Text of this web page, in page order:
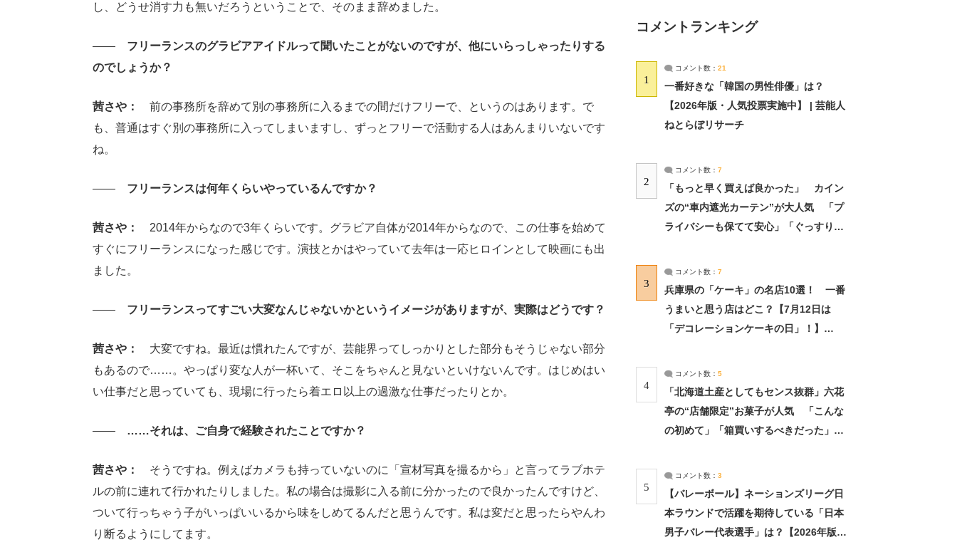
し、どうせ消す力も無いだろうということで、そのまま辞めました。
―― フリーランスのグラビアアイドルって聞いたことがないのですが、他にいらっしゃったりする
のでしょうか？
茜さや：
前の事務所を辞めて別の事務所に入るまでの間だけフリーで、というのはあります。で
も、普通はすぐ別の事務所に入ってしまいますし、ずっとフリーで活動する人はあんまりいないです
ね。
―― フリーランスは何年くらいやっているんですか？
茜さや：
2014年からなので3年くらいです。グラビア自体が2014年からなので、この仕事を始めて
すぐにフリーランスになった感じです。演技とかはやっていて去年は一応ヒロインとして映画にも出
ました。
―― フリーランスってすごい大変なんじゃないかというイメージがありますが、実際はどうです？
茜さや：
大変ですね。最近は慣れたんですが、芸能界ってしっかりとした部分もそうじゃない部分
もあるので……。やっぱり変な人が一杯いて、そこをちゃんと見ないといけないんです。はじめはい
い仕事だと思っていても、現場に行ったら着エロ以上の過激な仕事だったりとか。
―― ……それは、ご自身で経験されたことですか？
茜さや：
そうですね。例えばカメラも持っていないのに「宣材写真を撮るから」と言ってラブホテ
ルの前に連れて行かれたりしました。私の場合は撮影に入る前に分かったので良かったんですけど、
ついて行っちゃう子がいっぱいいるから味をしめてるんだと思うんです。私は変だと思ったらやんわ
り断るようにしてます。
コメントランキング
1
コメント数： 21
一番好きな「韓国の男性俳優」は？
【2026年版・人気投票実施中】 | 芸能人
ねとらぼリサーチ
2
コメント数： 7
「もっと早く買えば良かった」 カイン
ズの“車内遮光カーテン”が大人気 「プ
ライバシーも保てて安心」「ぐっすり眠
3
コメント数： 7
兵庫県の「ケーキ」の名店10選！ 一番
うまいと思う店はどこ？【7月12日は
「デコレーションケーキの日」！】
4
コメント数： 5
「北海道土産としてもセンス抜群」六花
亭の“店舗限定”お菓子が人気 「こんな
の初めて」「箱買いするべきだった」
5
コメント数： 3
【バレーボール】ネーションズリーグ日
本ラウンドで活躍を期待している「日本
男子バレー代表選手」は？【2026年版・